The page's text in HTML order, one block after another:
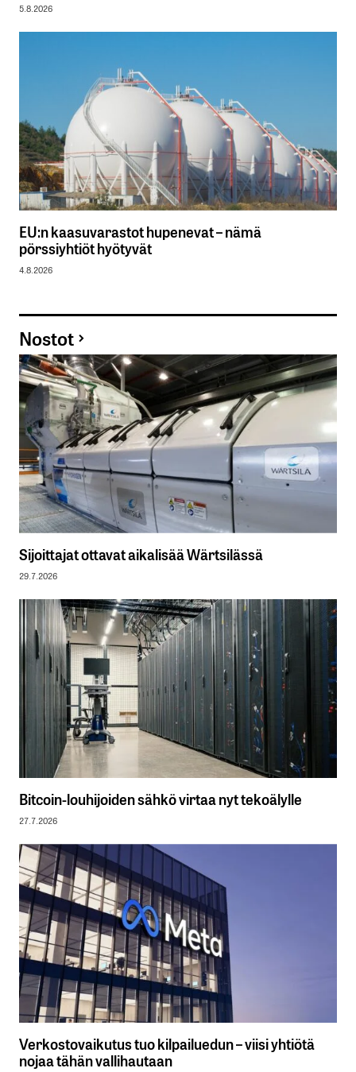
5.8.2026
EU:n kaasuvarastot hupenevat – nämä
pörssiyhtiöt hyötyvät
4.8.2026
Nostot
Sijoittajat ottavat aikalisää Wärtsilässä
29.7.2026
Bitcoin-louhijoiden sähkö virtaa nyt tekoälylle
27.7.2026
Verkostovaikutus tuo kilpailuedun – viisi yhtiötä
nojaa tähän vallihautaan